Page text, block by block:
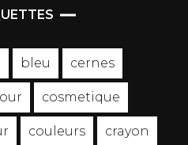
bleu cernes
cosmetique
couleurs crayon